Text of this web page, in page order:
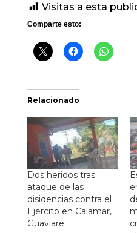
Visitas a esta
Comparte esto:
Relacionado
Dos heridos tras
ataque de las
disidencias contra el
Ejército en Calamar,
Guaviare